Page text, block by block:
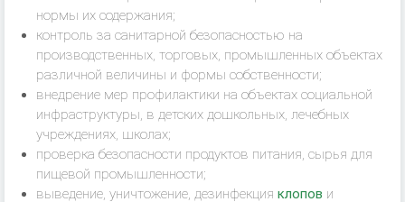
нормы их содержания;
контроль за санитарной безопасностью на
производственных, торговых, промышленных объектах
различной величины и формы собственности;
внедрение мер профилактики на объектах социальной
инфраструктуры, в детских дошкольных, лечебных
учреждениях, школах;
проверка безопасности продуктов питания, сырья для
пищевой промышленности;
выведение, уничтожение, дезинфекция клопов и